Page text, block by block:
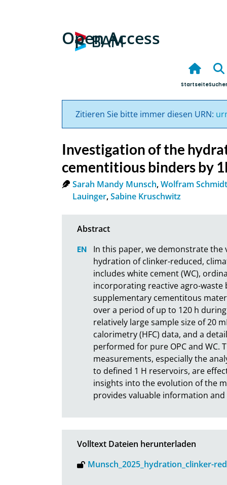
Open Access
Startseite
Zitieren Sie bitte immer diesen URN:
Investigation of the
cementitious binders by
Sarah Mandy Munsch,Wolfram Schmidt
Lauinger,Sabine Kruschwitz
In this paper, we demonstrate the
hydration of clinker-reduced,
includes white cement (WC),
incorporating reactive agro-waste
supplementary cementitous
over a period of up to 120 h
relatively large sample size of 20
calorimetry (HFC) data, and a
performed for pure OPC and WC.
measurements, especially the
to defined 1 H reservoirs, are
insights into the evolution of the
provides valuable information
Volltext Dateien herunterladen
Munsch_2025_hydration_clinker-